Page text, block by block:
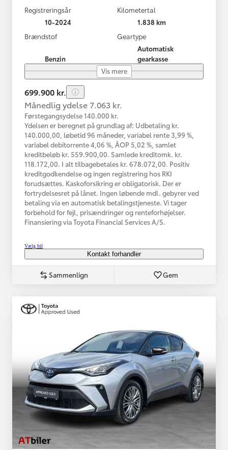
Registreringsår
10-2024
Kilometertal
1.838 km
Brændstof
Benzin
Geartype
Automatisk
gearkasse
Vis mere
699.900 kr.
Månedlig ydelse 7.063 kr.
Førstegangsydelse 140.000 kr.
Ydelsen er beregnet på grundlag af: Udbetaling kr.
140.000,00, løbetid 96 måneder, variabel rente 3,99 %,
variabel debitorrente 4,06 %, ÅOP 5,02 %, samlet
kreditbeløb kr. 559.900,00. Samlede kreditomk. kr.
118.172,00. I alt tilbagebetales kr. 678.072,00. Positiv
kreditgodkendelse og ingen registrering hos RKI
forudsættes. Kaskoforsikring er obligatorisk. Der er
fortrydelsesret på lånet. Ingen løbende mdl. gebyrer ved
betaling via en automatisk betalingstjeneste. Vi tager
forbehold for fejl, prisændringer og renteforhøjelser.
Finansiering via Toyota Financial Services A/S.
Vælg bil
Kontakt forhandler
Sammenlign Gem